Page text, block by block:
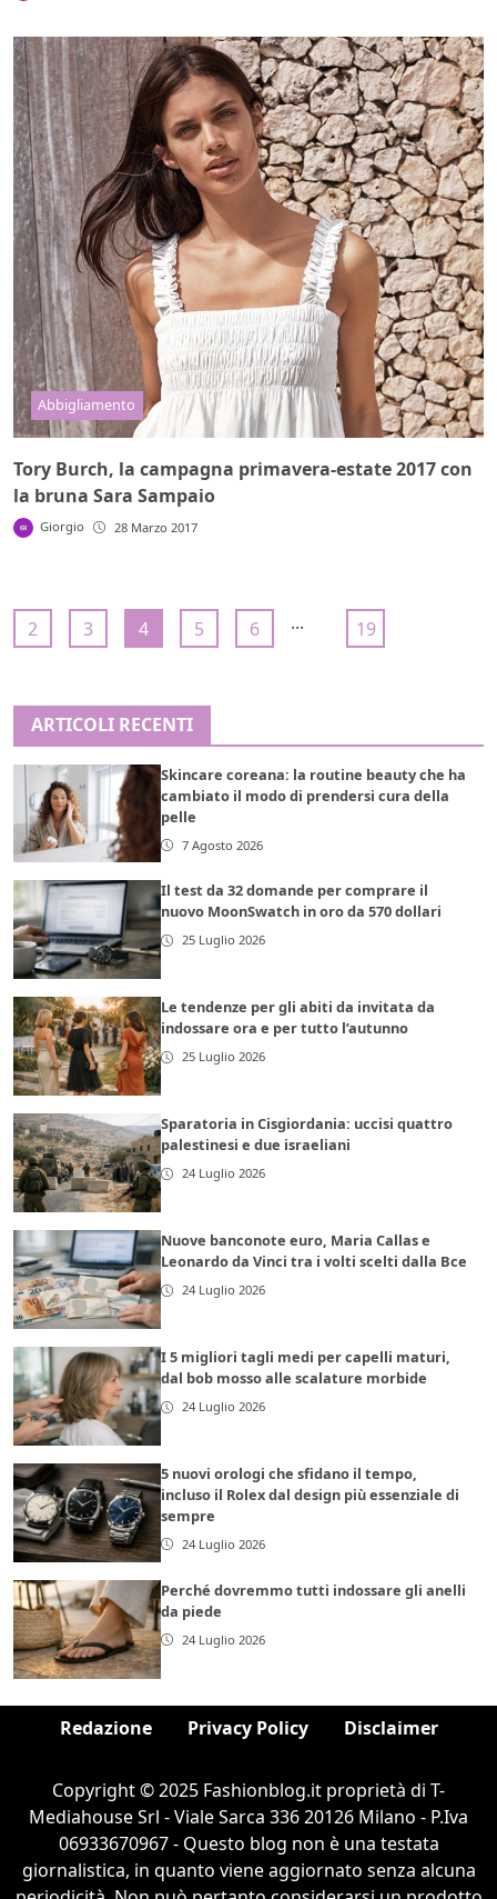
Abbigliamento
Tory Burch, la campagna primavera-estate 2017 con
la bruna Sara Sampaio
Giorgio 28 Marzo 2017
2 3 4 5 6 ... 19
ARTICOLI RECENTI
Skincare coreana: la routine beauty che ha
cambiato il modo di prendersi cura della
pelle
7 Agosto 2026
Il test da 32 domande per comprare il
nuovo MoonSwatch in oro da 570 dollari
25 Luglio 2026
Le tendenze per gli abiti da invitata da
indossare ora e per tutto l’autunno
25 Luglio 2026
Sparatoria in Cisgiordania: uccisi quattro
palestinesi e due israeliani
24 Luglio 2026
Nuove banconote euro, Maria Callas e
Leonardo da Vinci tra i volti scelti dalla Bce
24 Luglio 2026
I 5 migliori tagli medi per capelli maturi,
dal bob mosso alle scalature morbide
24 Luglio 2026
5 nuovi orologi che sfidano il tempo,
incluso il Rolex dal design più essenziale di
sempre
24 Luglio 2026
Perché dovremmo tutti indossare gli anelli
da piede
24 Luglio 2026
Redazione Privacy Policy Disclaimer
Copyright © 2025 Fashionblog.it proprietà di T-
Mediahouse Srl - Viale Sarca 336 20126 Milano - P.Iva
06933670967 - Questo blog non è una testata
giornalistica, in quanto viene aggiornato senza alcuna